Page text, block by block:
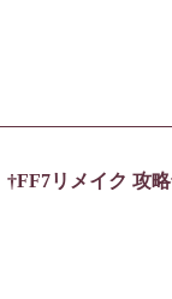
FF7リメイク 攻略